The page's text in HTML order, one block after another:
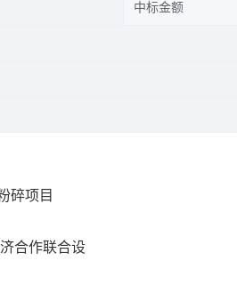
中标金额
碎项目
合作联合设